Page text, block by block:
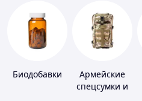
Биодобавки
Армейские
спецсумки и